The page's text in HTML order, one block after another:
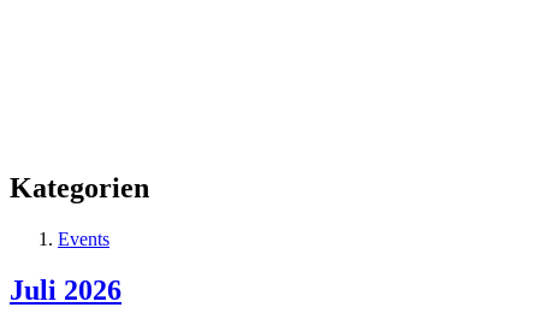
Kategorien
Events
Juli 2026